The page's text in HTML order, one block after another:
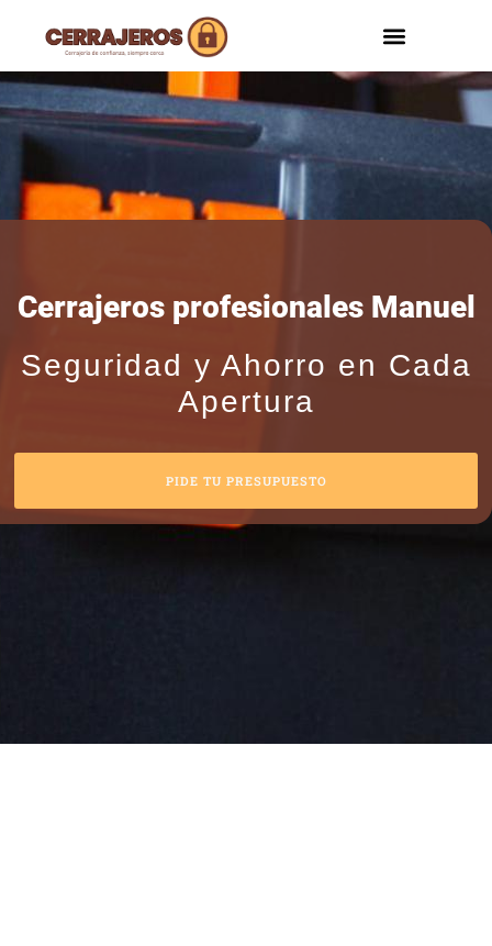
Cerrajeros profesionales Manuel
Seguridad y Ahorro en Cada
Apertura
PIDE TU PRESUPUESTO